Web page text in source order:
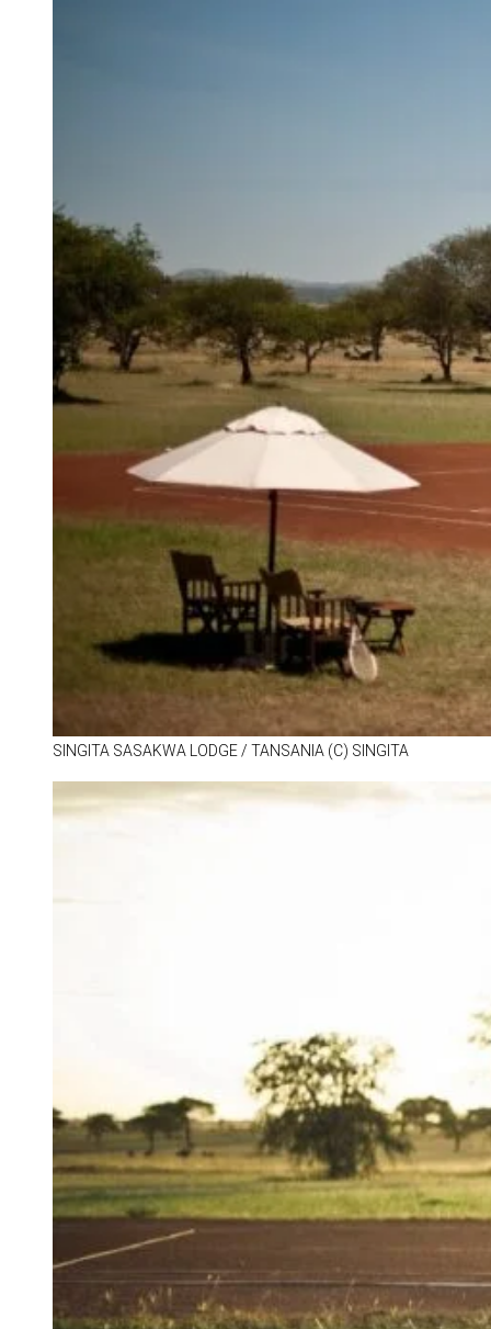
SIN­GITA SA­SAKWA LODGE /​ TAN­SA­NIA (C) SIN­GITA